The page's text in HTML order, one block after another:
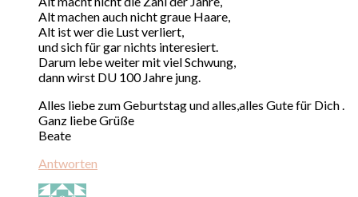
Alt machen auch nicht graue Haare,
Alt ist wer die Lust verliert,
und sich für gar nichts interesiert.
Darum lebe weiter mit viel Schwung,
dann wirst DU 100 Jahre jung.
Alles liebe zum Geburtstag und alles,alles Gute für Dich .
Ganz liebe Grüße
Beate
Antworten